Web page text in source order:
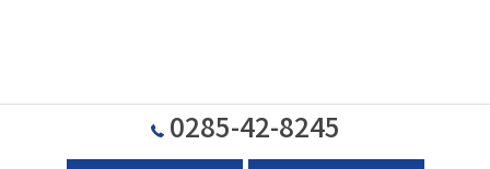
0285-42-8245